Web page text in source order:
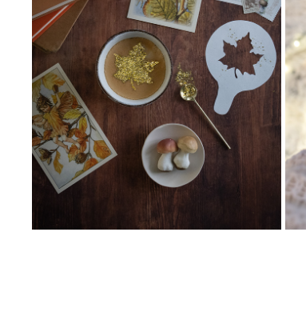
GLITTER I KAFFILURKEN
2022